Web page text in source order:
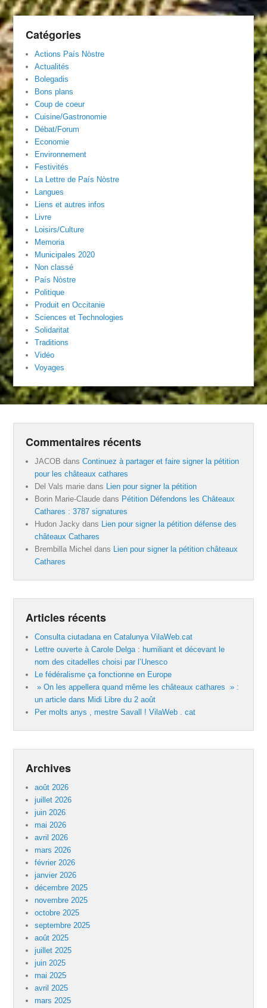
Catégories
Actions País Nòstre
Actualités
Bolegadis
Bons plans
Coup de coeur
Cuisine/Gastronomie
Débat/Forum
Economie
Environnement
Festivités
La Lettre de País Nòstre
Langues
Liens et autres infos
Livre
Loisirs/Culture
Memoria
Municipales 2020
Non classé
País Nòstre
Politique
Produit en Occitanie
Sciences et Technologies
Solidaritat
Traditions
Vidéo
Voyages
Commentaires récents
JACOB dansContinuez à partager et faire signer la pétition
pour les châteaux cathares
Del Vals marie dans Lien pour signer la pétition
Borin Marie-Claude dans Pétition Défendons les Châteaux
Cathares : 3787 signatures
Hudon Jacky dans Lien pour signer la pétition défense des
châteaux Cathares
Brembilla Michel dans Lien pour signer la pétition châteaux
Cathares
Articles récents
Consulta ciutadana en Catalunya VilaWeb.cat
Lettre ouverte à Carole Delga : humiliant et décevant le
nom des citadelles choisi par l’Unesco
Le fédéralisme ça fonctionne en Europe
» On les appellera quand même les châteaux cathares » :
un article dans Midi Libre du 2 août
Per molts anys , mestre Savall ! VilaWeb . cat
Archives
août 2026
juillet 2026
juin 2026
mai 2026
avril 2026
mars 2026
février 2026
janvier 2026
décembre 2025
novembre 2025
octobre 2025
septembre 2025
août 2025
juillet 2025
juin 2025
mai 2025
avril 2025
mars 2025